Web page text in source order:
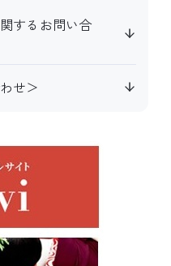
するお問い合
せ＞